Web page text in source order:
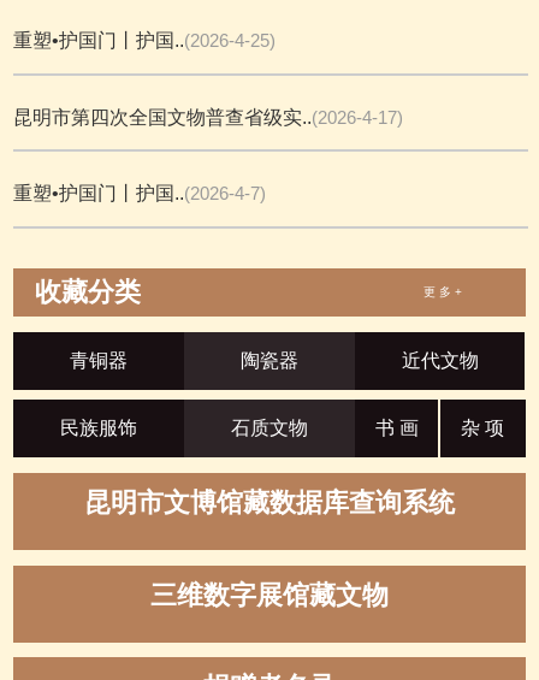
重塑•护国门丨护国..(2026-4-25)
昆明市第四次全国文物普查省级实..(2026-4-17)
重塑•护国门丨护国..(2026-4-7)
收藏分类 更 多 +
青铜器 陶瓷器 近代文物
民族服饰 石质文物 书 画 杂 项
昆明市文博馆藏数据库查询系统
三维数字展馆藏文物